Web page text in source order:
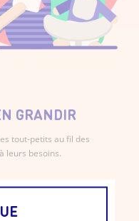
GRANDIR
tout-petits au fil des
leurs besoins.